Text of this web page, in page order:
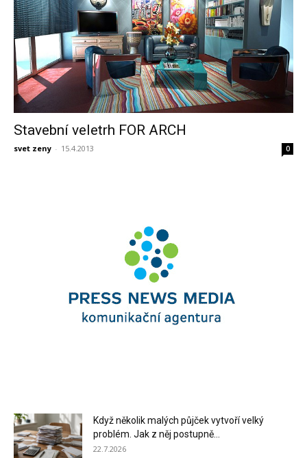
Stavební veletrh FOR ARCH
svet zeny - 15.4.2013 0
Když několik malých půjček vytvoří velký
problém. Jak z něj postupně...
22.7.2026